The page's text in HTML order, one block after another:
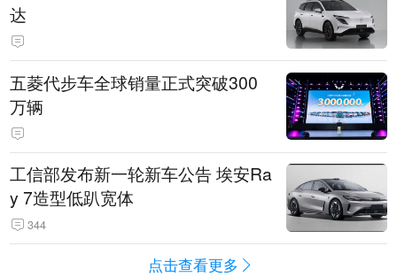
达
五菱代步车全球销量正式突破300
万辆
工信部发布新一轮新车公告 埃安Ra
y 7造型低趴宽体
344
点击查看更多